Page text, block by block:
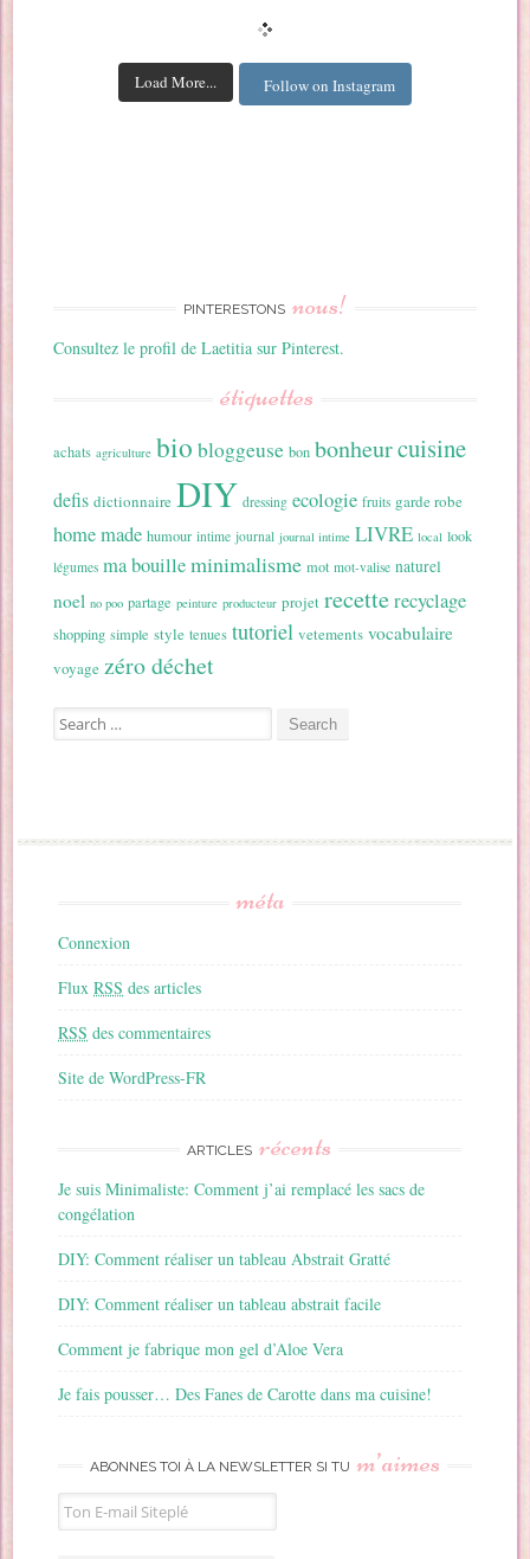
Load More... Follow on Instagram
PINTERESTONS nous!
Consultez le profil de Laetitia sur Pinterest.
étiquettes
achats agriculture bio bloggeuse bon bonheurcuisine
defis dictionnaire DIY dressing ecologie fruits garde robe
home made humour intime journal journal intime LIVRE local look
légumes ma bouilleminimalisme mot mot-valise naturel
noel no poo partage peinture producteur projet recetterecyclage
shopping simple style tenues tutoriel vetements vocabulaire
voyage zéro déchet
Search for:
méta
Connexion
FluxRSS des articles
RSS des commentaires
Site de WordPress-FR
ARTICLES récents
Je suis Minimaliste: Comment j’ai remplacé les sacs de
congélation
DIY: Comment réaliser un tableau Abstrait Gratté
DIY: Comment réaliser un tableau abstrait facile
Comment je fabrique mon gel d’Aloe Vera
Je fais pousser… Des Fanes de Carotte dans ma cuisine!
ABONNES TOI À LA NEWSLETTER SI TU m’aimes